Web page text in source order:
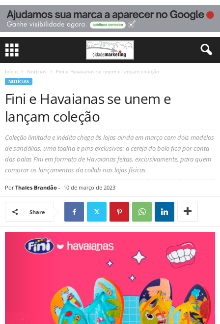
Início Notícias Fini e Havaianas se unem e lançam coleção
NOTÍCIAS
Fini e Havaianas se unem e
lançam coleção
Coleção limitada e inédita chega às lojas ainda em março com dois modelos
de sandálias, uma toalha e pins exclusivos; a cereja do bolo fica por conta
das balas Fini em formato de Havaianas feitas, exclusivamente, para quem
comprar os lançamentos da collab nas lojas físicas
Por Thales Brandão - 10 de março de 2023
Share